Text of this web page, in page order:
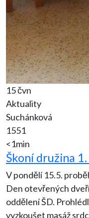
15 čvn
Aktuality
Suchánková
1551
<1min
Škoní družina
V pondělí 15.5.
Den otevřených
oddělení ŠD.
vyzkoušet masáž